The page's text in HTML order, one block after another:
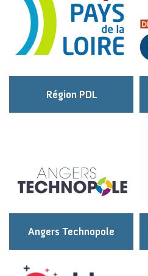
Région PDL
Angers Technopole